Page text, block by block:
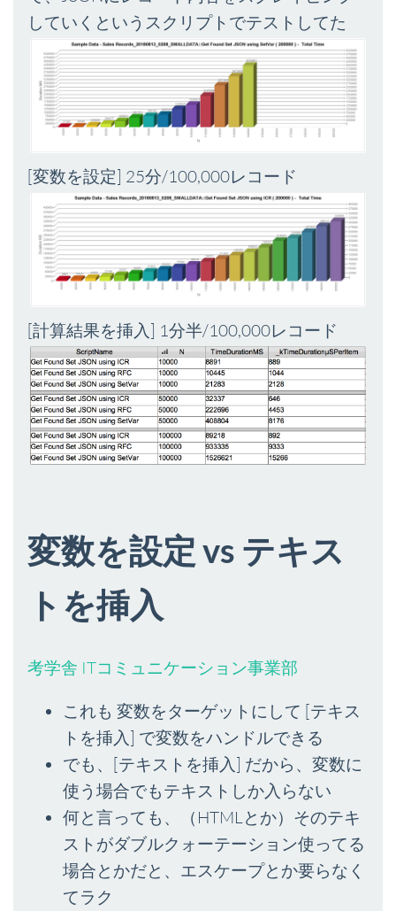
していくというスクリプトでテストしてた
[変数を設定] 25分/100,000レコード
[計算結果を挿入] 1分半/100,000レコード
変数を設定 vs テキス
トを挿入
考学舎 ITコミュニケーション事業部
これも 変数をターゲットにして [テキス
トを挿入] で変数をハンドルできる
でも、[テキストを挿入] だから、変数に
使う場合でもテキストしか入らない
何と言っても、（HTMLとか）そのテキ
ストがダブルクォーテーション使ってる
場合とかだと、エスケープとか要らなく
てラク